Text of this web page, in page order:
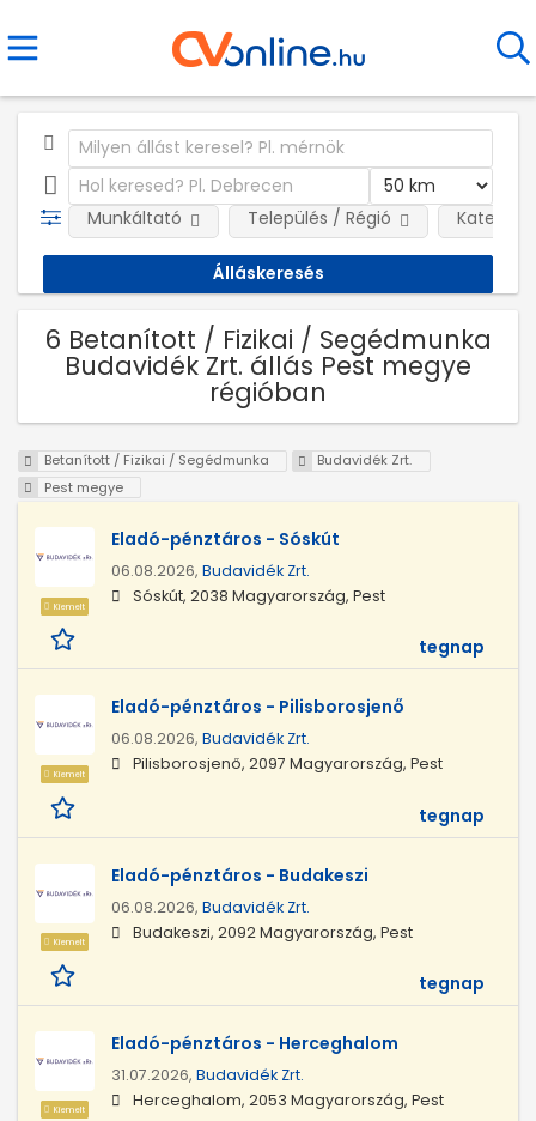
Munkáltató Település / Régió
6 Betanított / Fizikai / Segédmunka
Budavidék Zrt. állás Pest megye
régióban
Betanított / Fizikai / Segédmunka
Budavidék Zrt.
Pest megye
Kiemelt
Eladó-pénztáros - Sóskút
06.08.2026, Budavidék Zrt.
Sóskút, 2038 Magyarország, Pest
tegnap
Kiemelt
Eladó-pénztáros - Pilisborosjenő
06.08.2026, Budavidék Zrt.
Pilisborosjenő, 2097 Magyarország, Pest
tegnap
Kiemelt
Eladó-pénztáros - Budakeszi
06.08.2026, Budavidék Zrt.
Budakeszi, 2092 Magyarország, Pest
tegnap
Kiemelt
Eladó-pénztáros - Herceghalom
31.07.2026, Budavidék Zrt.
Herceghalom, 2053 Magyarország, Pest